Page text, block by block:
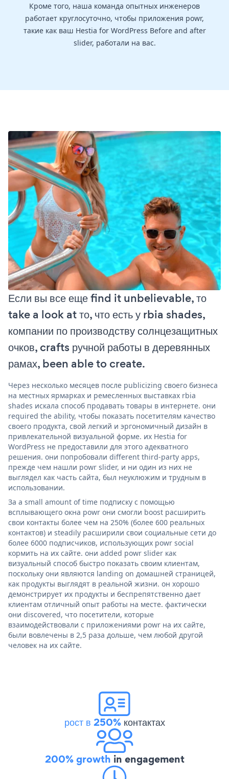
Кроме того, наша команда опытных инженеров
работает круглосуточно, чтобы приложения powr,
такие как ваш Hestia for WordPress Before and after
slider, работали на вас.
Если вы все еще find it unbelievable, то
take a look at то, что есть у rbia shades,
компании по производству солнцезащитных
очков, crafts ручной работы в деревянных
рамах, been able to create.
Через несколько месяцев после publicizing своего бизнеса
на местных ярмарках и ремесленных выставках rbia
shades искала способ продавать товары в интернете. они
required the ability, чтобы показать посетителям качество
своего продукта, свой легкий и эргономичный дизайн в
привлекательной визуальной форме. их Hestia for
WordPress не предоставили для этого адекватного
решения. они попробовали different third-party apps,
прежде чем нашли powr slider, и ни один из них не
выглядел как часть сайта, был неуклюжим и трудным в
использовании.
За a small amount of time подписку с помощью
всплывающего окна powr они смогли boost расширить
свои контакты более чем на 250% (более 600 реальных
контактов) и steadily расширили свои социальные сети до
более 6000 подписчиков, использующих powr social
кормить на их сайте. они added powr slider как
визуальный способ быстро показать своим клиентам,
поскольку они являются landing on домашней страницей,
как продукты выглядят в реальной жизни. он хорошо
демонстрирует их продукты и беспрепятственно дает
клиентам отличный опыт работы на месте. фактически
они discovered, что посетители, которые
взаимодействовали с приложениями powr на их сайте,
были вовлечены в 2,5 раза дольше, чем любой другой
человек на их сайте.
рост в 250%контактах
200% growth in engagement